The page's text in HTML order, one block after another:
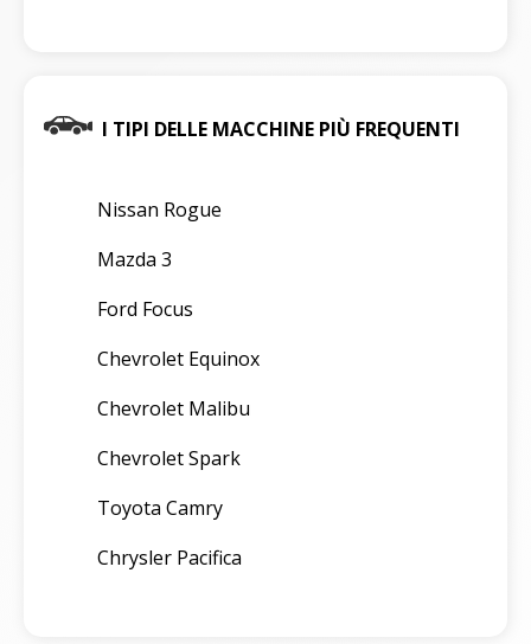
I TIPI DELLE MACCHINE PIÙ FREQUENTI
Nissan Rogue
Mazda 3
Ford Focus
Chevrolet Equinox
Chevrolet Malibu
Chevrolet Spark
Toyota Camry
Chrysler Pacifica